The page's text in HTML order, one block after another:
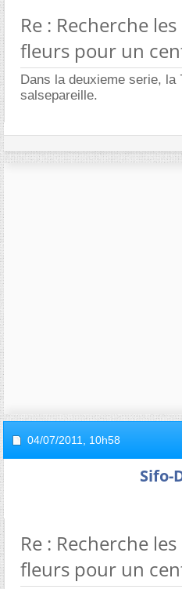
Re : Recherche
fleurs pour un
Dans la deuxieme serie, la
salsepareille.
04/07/2011, 10h58
Sifo-
Re : Recherche
fleurs pour un